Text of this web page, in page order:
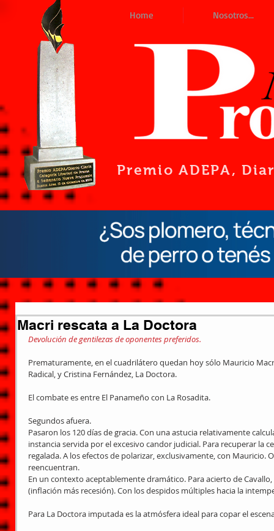
Home Nosotros...
Premio ADEPA,
Macri rescata a La Doctora
Devolución de gentilezas de oponentes preferidos.
Prematuramente, en el cuadrilátero quedan hoy sólo Mauricio
Radical, y Cristina Fernández, La Doctora.
El combate es entre El Panameño con La Rosadita.
Segundos afuera.
Pasaron los 120 días de gracia. Con una astucia relativamente
instancia servida por el excesivo candor judicial. Para recuperar la
regalada. A los efectos de polarizar, exclusivamente, con Mauricio.
reencuentran.
En un contexto aceptablemente dramático. Para acierto de
(inflación más recesión). Con los despidos múltiples hacia la
Para La Doctora imputada es la atmósfera ideal para copar el